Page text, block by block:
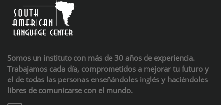
Somos un instituto con más de 30 años de experiencia.
Trabajamos cada día, comprometidos a mejorar tu futuro y
el de todas las personas enseñándoles inglés y haciéndoles
libres de comunicarse con el mundo.